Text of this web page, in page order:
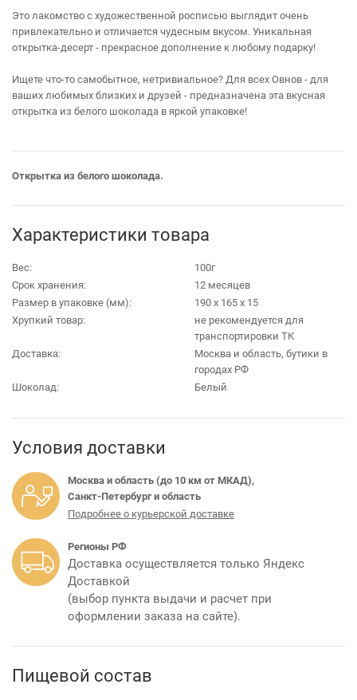
Это лакомство с художественной росписью выглядит очень
привлекательно и отличается чудесным вкусом. Уникальная
открытка-десерт - прекрасное дополнение к любому подарку!
Ищете что-то самобытное, нетривиальное? Для всех Овнов - для
ваших любимых близких и друзей - предназначена эта вкусная
открытка из белого шоколада в яркой упаковке!
Открытка из белого шоколада.
Характеристики товара
Вес:
100г
Срок хранения:
12 месяцев
Размер в упаковке (мм):
190 х 165 х 15
Хрупкий товар:
не рекомендуется для
транспортировки ТК
Доставка:
Москва и область, бутики в
городах РФ
Шоколад:
Белый
Условия доставки
Москва и область (до 10 км от МКАД),
Санкт-Петербург и область
Подробнее о курьерской доставке
Регионы РФ
Доставка осуществляется только Яндекс
Доставкой
(выбор пункта выдачи и расчет при
оформлении заказа на сайте).
Пищевой состав